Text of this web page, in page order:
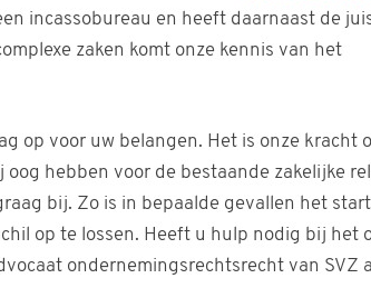
incassobureau en heeft daarnaast de
zaken komt onze kennis van het
op voor uw belangen. Het is onze kracht
hebben voor de bestaande zakelijke
bij. Zo is in bepaalde gevallen het
op te lossen. Heeft u hulp nodig bij het
ondernemingsrechtsrecht van SVZ